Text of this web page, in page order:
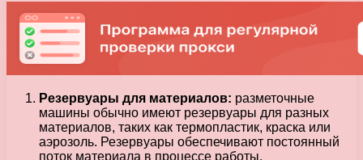
Резервуары для материалов: разметочные
машины обычно имеют резервуары для разных
материалов, таких как термопластик, краска или
аэрозоль. Резервуары обеспечивают постоянный
поток материала в процессе работы.